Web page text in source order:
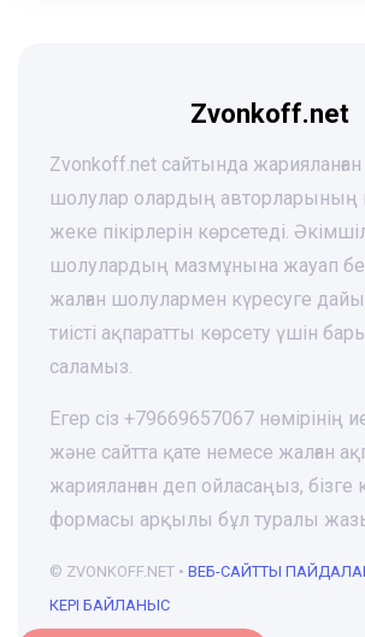
Zvonkoff.net
Zvonkoff.net сайтында
шолулар олардың авторларының
жеке пікірлерін көрсетеді.
шолулардың мазмұнына жауап
жалған шолулармен күресуге
тиісті ақпаратты көрсету үшін
саламыз.
Егер сіз +79669657067 нөмірінің
және сайтта қате немесе жалған
жарияланған деп ойласаңыз, бізге
формасы арқылы бұл туралы
© ZVONKOFF.NET • ВЕБ-CАЙТТЫ
КЕРІ БАЙЛАНЫС